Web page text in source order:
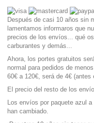
Después de casi 10 años sin
lamentamos informaros que
precios de los envíos... qué
carburantes y demás...
Ahora, los portes gratuitos
normal para pedidos de
60€ a 120€, será de 4€ (antes
El precio del resto de los
Los envíos por paquete azul
han cambiado.